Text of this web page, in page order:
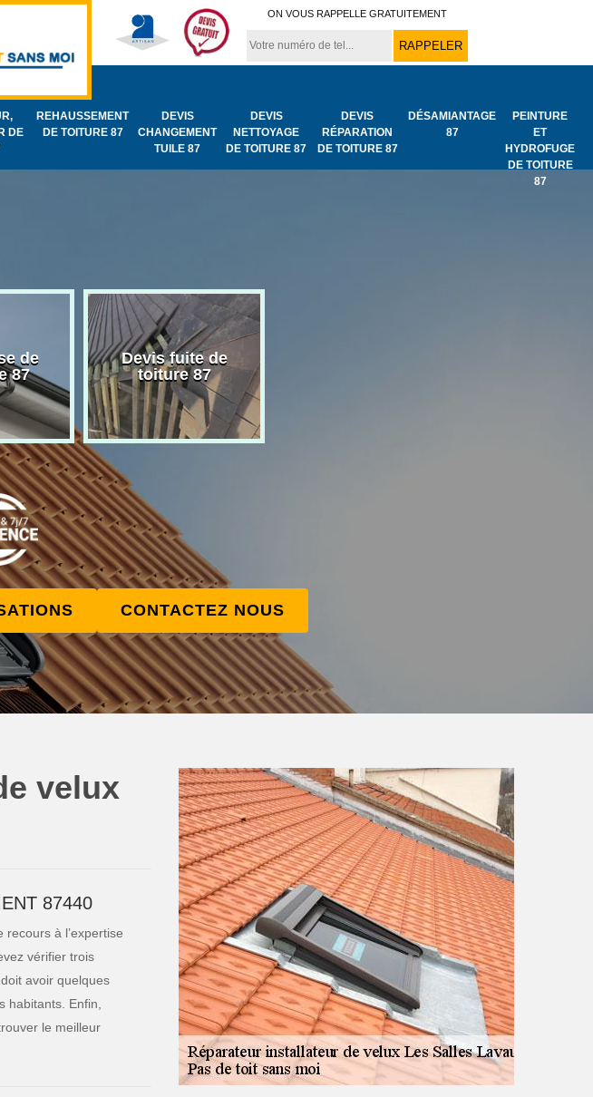
ON VOUS RAPPELLE GRATUITEMENT
DE
REHAUSSEMENT
DE TOITURE 87
DEVIS
CHANGEMENT
TUILE 87
DEVIS
NETTOYAGE
DE TOITURE 87
DEVIS
RÉPARATION
DE TOITURE 87
DÉSAMIANTAGE
87
PEINTURE
ET
HYDROFUGE
DE TOITURE
87
de
87
Devis fuite de
toiture 87
CONTACTEZ NOUS
velux
87440
à l’expertise
vérifier trois
avoir quelques
habitants. Enfin,
le meilleur